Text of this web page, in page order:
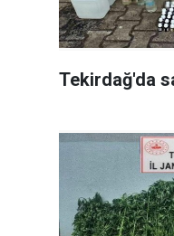
Tekirdağ'da